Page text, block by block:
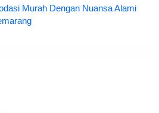
Murah Dengan Nuansa Alami